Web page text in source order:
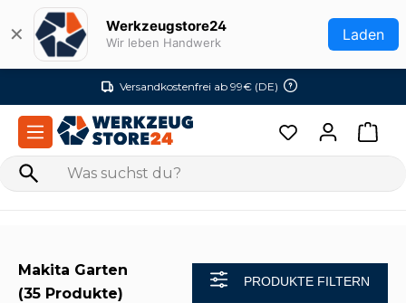
Zum Hauptinhalt springen
✕ Werkzeugstore24
Wir leben Handwerk Laden
Versandkostenfrei ab 99€ (DE)
Makita Garten
(35 Produkte)
PRODUKTE FILTERN